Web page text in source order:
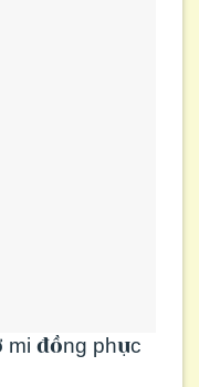
mi đồng phục